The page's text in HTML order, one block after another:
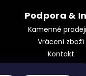
Podpora &
Kamenné
Vrácení zboží
Kontakt